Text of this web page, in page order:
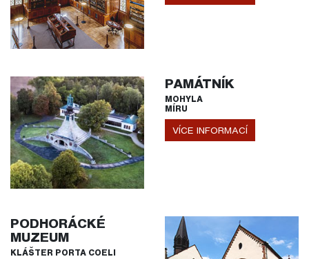
PAMÁTNÍK
MOHYLA
MÍRU
VÍCE INFORMACÍ
PODHORÁCKÉ
MUZEUM
KLÁŠTER PORTA COELI